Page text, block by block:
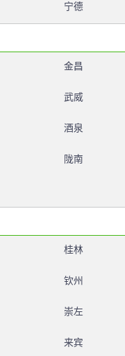
宁德
金昌
武威
酒泉
陇南
桂林
钦州
崇左
来宾